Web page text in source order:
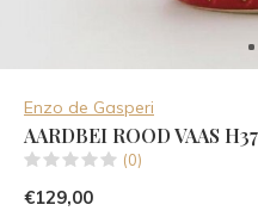
Enzo de Gasperi
AARDBEI ROOD VAAS
(0)
€129,00